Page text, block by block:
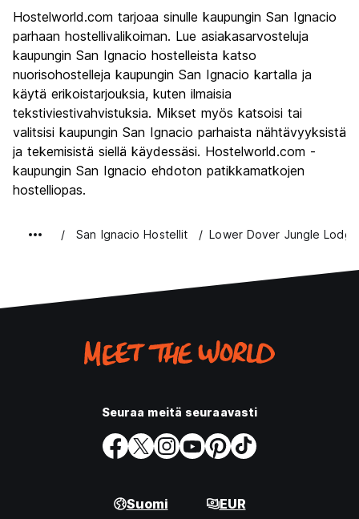
Hostelworld.com tarjoaa sinulle kaupungin San Ignacio
parhaan hostellivalikoiman. Lue asiakasarvosteluja
kaupungin San Ignacio hostelleista katso
nuorisohostelleja kaupungin San Ignacio kartalla ja
käytä erikoistarjouksia, kuten ilmaisia
tekstiviestivahvistuksia. Mikset myös katsoisi tai
valitsisi kaupungin San Ignacio parhaista nähtävyyksistä
ja tekemisistä siellä käydessäsi. Hostelworld.com -
kaupungin San Ignacio ehdoton patikkamatkojen
hostelliopas.
San Ignacio Hostellit Lower Dover Jungle
Seuraa meitä seuraavasti
Suomi EUR